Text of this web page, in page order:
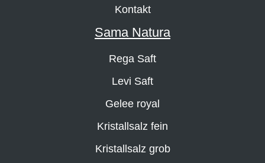
Kontakt
Sama Natura
Rega Saft
Levi Saft
Gelee royal
Kristallsalz fein
Kristallsalz grob